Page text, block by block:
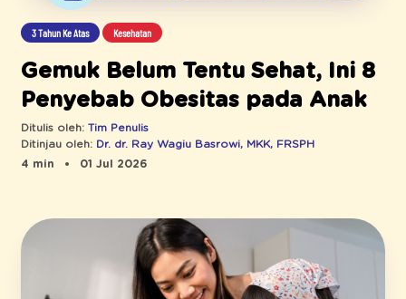
3 Tahun Ke Atas Kesehatan
Gemuk Belum Tentu Sehat, Ini 8
Penyebab Obesitas pada Anak
Ditulis oleh: Tim Penulis
Ditinjau oleh: Dr. dr. Ray Wagiu Basrowi, MKK, FRSPH
4 min
01 Jul 2026